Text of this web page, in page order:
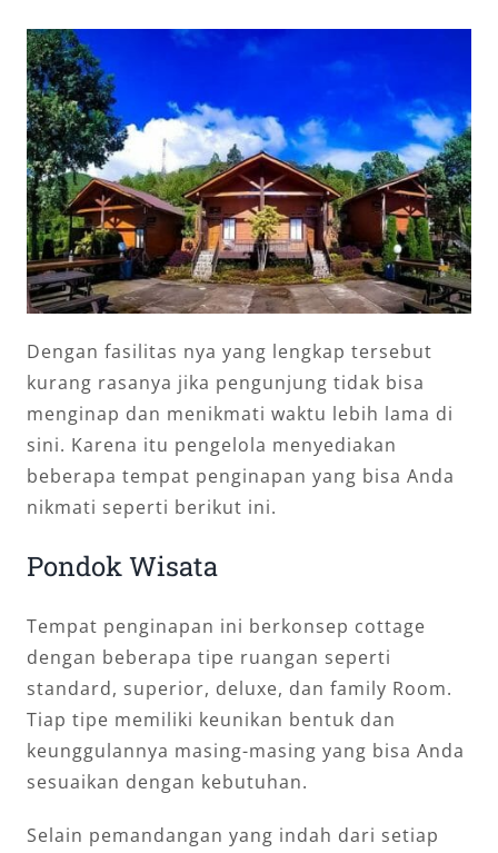
Dengan fasilitas nya yang lengkap tersebut
kurang rasanya jika pengunjung tidak bisa
menginap dan menikmati waktu lebih lama di
sini. Karena itu pengelola menyediakan
beberapa tempat penginapan yang bisa Anda
nikmati seperti berikut ini.
Pondok Wisata
Tempat penginapan ini berkonsep cottage
dengan beberapa tipe ruangan seperti
standard, superior, deluxe, dan family Room.
Tiap tipe memiliki keunikan bentuk dan
keunggulannya masing-masing yang bisa Anda
sesuaikan dengan kebutuhan.
Selain pemandangan yang indah dari setiap